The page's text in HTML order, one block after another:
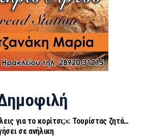
για το κορίτσι;»: Τουρίστας ζητά…
σε ανήλικη